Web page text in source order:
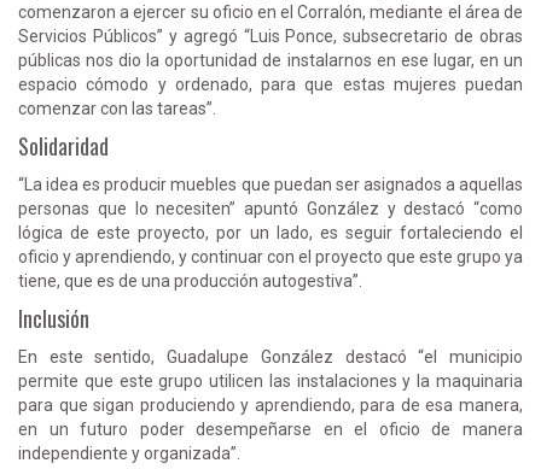
comenzaron a ejercer su oficio en el Corralón, mediante el área de
Servicios Públicos” y agregó “Luis Ponce, subsecretario de obras
públicas nos dio la oportunidad de instalarnos en ese lugar, en un
espacio cómodo y ordenado, para que estas mujeres puedan
comenzar con las tareas”.
Solidaridad
“La idea es producir muebles que puedan ser asignados a aquellas
personas que lo necesiten” apuntó González y destacó “como
lógica de este proyecto, por un lado, es seguir fortaleciendo el
oficio y aprendiendo, y continuar con el proyecto que este grupo ya
tiene, que es de una producción autogestiva”.
Inclusión
En este sentido, Guadalupe González destacó “el municipio
permite que este grupo utilicen las instalaciones y la maquinaria
para que sigan produciendo y aprendiendo, para de esa manera,
en un futuro poder desempeñarse en el oficio de manera
independiente y organizada”.